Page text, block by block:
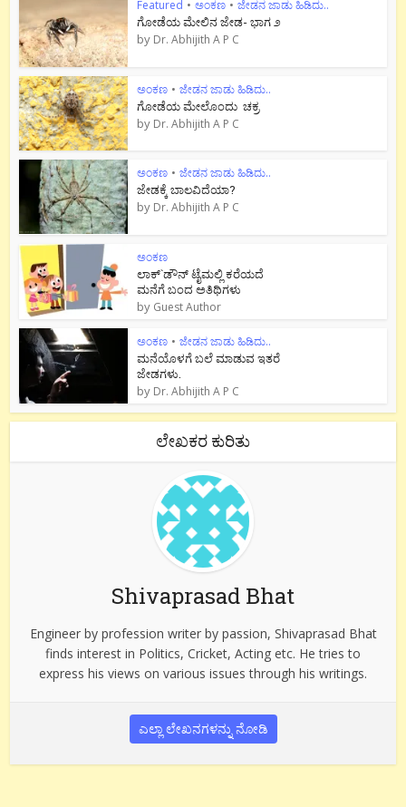
Featured • ಅಂಕಣ • ಜೇಡನ ಜಾಡು ಹಿಡಿದು..
ಗೋಡೆಯ ಮೇಲಿನ ಜೇಡ- ಭಾಗ ೨
by Dr. Abhijith A P C
ಅಂಕಣ • ಜೇಡನ ಜಾಡು ಹಿಡಿದು..
ಗೋಡೆಯ ಮೇಲೊಂದು ಚಕ್ರ
by Dr. Abhijith A P C
ಅಂಕಣ • ಜೇಡನ ಜಾಡು ಹಿಡಿದು..
ಜೇಡಕ್ಕೆ ಬಾಲವಿದೆಯಾ?
by Dr. Abhijith A P C
ಅಂಕಣ
ಲಾಕ್`ಡೌನ್ ಟೈಮಲ್ಲಿ ಕರೆಯದೆ
ಮನೆಗೆ ಬಂದ ಅತಿಥಿಗಳು
by Guest Author
ಅಂಕಣ • ಜೇಡನ ಜಾಡು ಹಿಡಿದು..
ಮನೆಯೊಳಗೆ ಬಲೆ ಮಾಡುವ ಇತರೆ
ಜೇಡಗಳು.
by Dr. Abhijith A P C
ಲೇಖಕರ ಕುರಿತು
Shivaprasad Bhat
Engineer by profession writer by passion, Shivaprasad Bhat
finds interest in Politics, Cricket, Acting etc. He tries to
express his views on various issues through his writings.
ಎಲ್ಲಾ ಲೇಖನಗಳನ್ನು ನೋಡಿ